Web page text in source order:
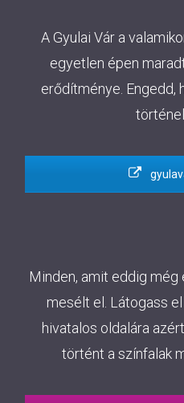
A Gyulai Vár a
egyetlen épen
erődítménye. Engedd,
Minden, amit eddig
mesélt el. Látogass
hivatalos oldalára
történt a színfalak